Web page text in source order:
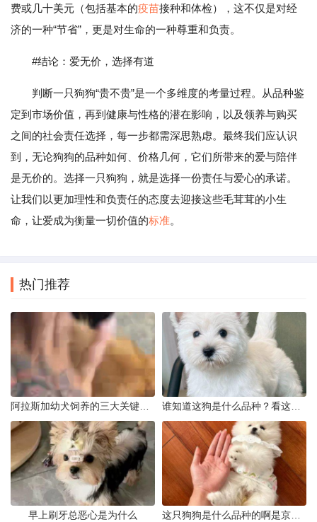
费或几十美元（包括基本的疫苗接种和体检），这不仅是对经
济的一种“节省”，更是对生命的一种尊重和负责。
#结论：爱无价，选择有道
判断一只狗狗“贵不贵”是一个多维度的考量过程。从品种鉴
定到市场价值，再到健康与性格的潜在影响，以及领养与购买
之间的社会责任选择，每一步都需深思熟虑。最终我们应认识
到，无论狗狗的品种如何、价格几何，它们所带来的爱与陪伴
是无价的。选择一只狗狗，就是选择一份责任与爱心的承诺。
让我们以更加理性和负责任的态度去迎接这些毛茸茸的小生
命，让爱成为衡量一切价值的标准。
热门推荐
早上刷牙总恶心是为什么